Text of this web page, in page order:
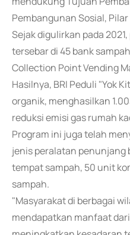
Pembangunan Sosial,
Sejak digulirkan pada
tersebar di 45 bank
Collection Point Vending
Hasilnya, BRI Peduli "Yok
organik, menghasilkan
reduksi emisi gas rumah
Program ini juga telah
jenis peralatan penunjang
tempat sampah, 50 unit
sampah.
"Masyarakat di berbagai
mendapatkan manfaat